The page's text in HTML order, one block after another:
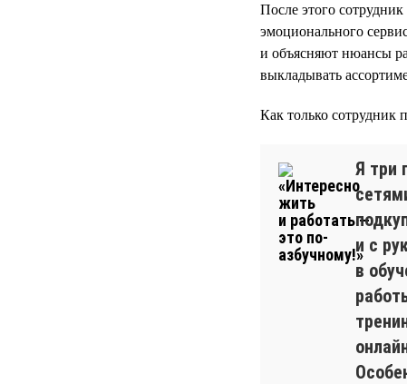
После этого
эмоционального
и объясняют нюансы
выкладывать
Как только сотрудник
Я три
и с
в